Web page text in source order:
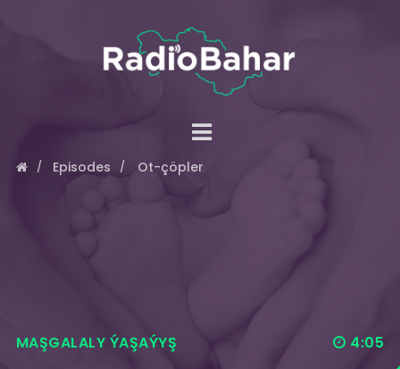
Episodes Ot-çöpler
MAŞGALALY ÝAŞAÝYŞ 4:05